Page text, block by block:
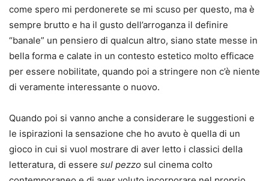
come spero mi perdonerete se mi scuso per questo, ma è
sempre brutto e ha il gusto dell’arroganza il definire
“banale” un pensiero di qualcun altro, siano state messe in
bella forma e calate in un contesto estetico molto efficace
per essere nobilitate, quando poi a stringere non c’è niente
di veramente interessante o nuovo.
Quando poi si vanno anche a considerare le suggestioni e
le ispirazioni la sensazione che ho avuto è quella di un
gioco in cui si vuol mostrare di aver letto i classici della
letteratura, di essere sul pezzo sul cinema colto